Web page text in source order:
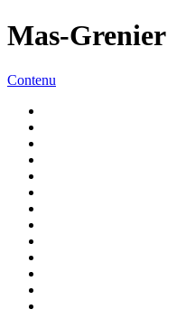
Mas-Grenier
Contenu